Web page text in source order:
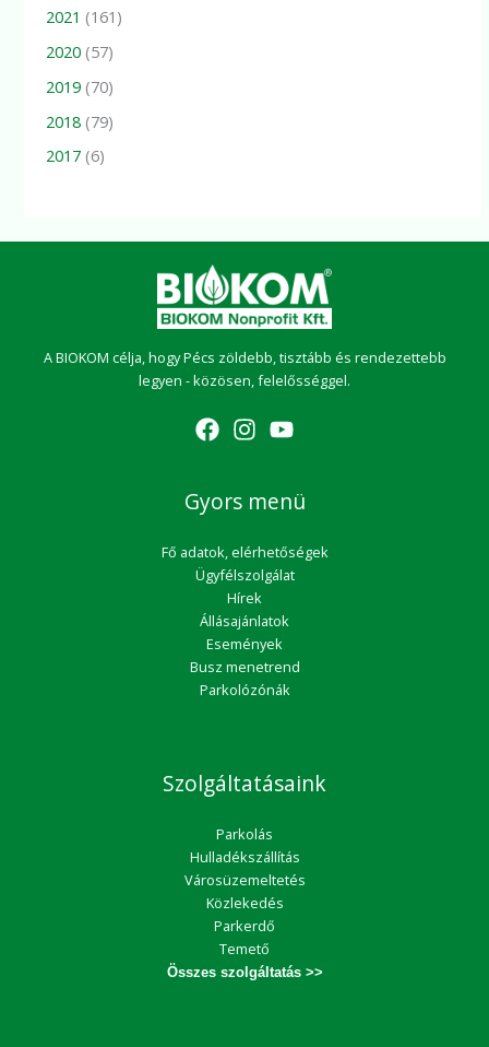
2021 (161)
2020 (57)
2019 (70)
2018 (79)
2017 (6)
A BIOKOM célja, hogy Pécs zöldebb, tisztább és rendezettebb
legyen - közösen, felelősséggel.
Gyors menü
Fő adatok, elérhetőségek
Ügyfélszolgálat
Hírek
Állásajánlatok
Események
Busz menetrend
Parkolózónák
Szolgáltatásaink
Parkolás
Hulladékszállítás
Városüzemeltetés
Közlekedés
Parkerdő
Temető
Összes szolgáltatás >>